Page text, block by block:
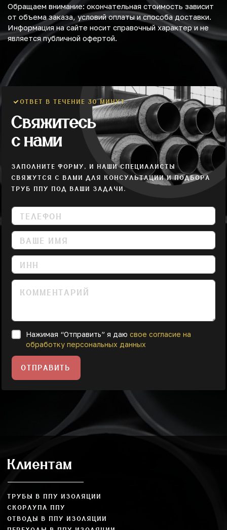
Обращаем внимание: окончательная стоимость зависит
от объема заказа, условий оплаты и способа доставки.
Информация на сайте носит справочный характер и не
является публичной офертой.
ОТВЕТ В ТЕЧЕНИЕ 30 МИНУТ
Свяжитесь
с нами
ЗАПОЛНИТЕ ФОРМУ, И НАШИ СПЕЦИАЛИСТЫ
СВЯЖУТСЯ С ВАМИ ДЛЯ КОНСУЛЬТАЦИИ И ПОДБОРА
ТРУБ ППУ ПОД ВАШИ ЗАДАЧИ.
Нажимая “Отправить” я даю свое согласие на
обработку персональных данных
ОТПРАВИТЬ
Клиентам
ТРУБЫ В ППУ ИЗОЛЯЦИИ
СКОРЛУПА ППУ
ОТВОДЫ В ППУ ИЗОЛЯЦИИ